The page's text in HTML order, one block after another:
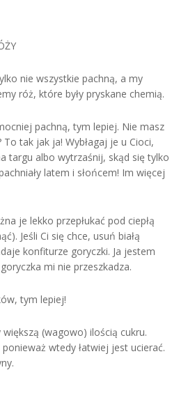
nie wszystkie pachną, a my
róż, które były pryskane chemią.
pachną, tym lepiej. Nie masz
tak jak ja! Wybłagaj je u Cioci,
targu albo wytrzaśnij, skąd się tylko
latem i słońcem! Im więcej
je lekko przepłukać pod ciepłą
Jeśli Ci się chce, usuń białą
konfiturze goryczki. Ja jestem
mi nie przeszkadza.
tym lepiej!
większą (wagowo) ilością cukru.
wtedy łatwiej jest ucierać.